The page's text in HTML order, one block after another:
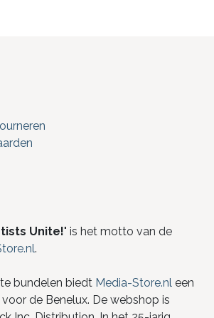
Unite!" is het motto van de
.
bundelen biedt Media-Store.nl een
de Benelux. De webshop is